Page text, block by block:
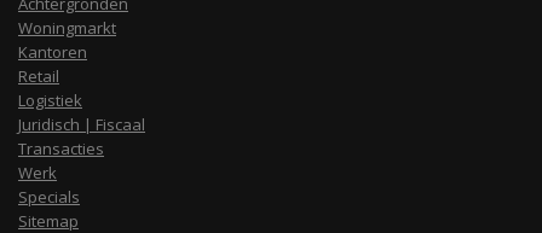
Woningmarkt
Kantoren
Retail
Logistiek
Juridisch | Fiscaal
Transacties
Werk
Specials
Sitemap